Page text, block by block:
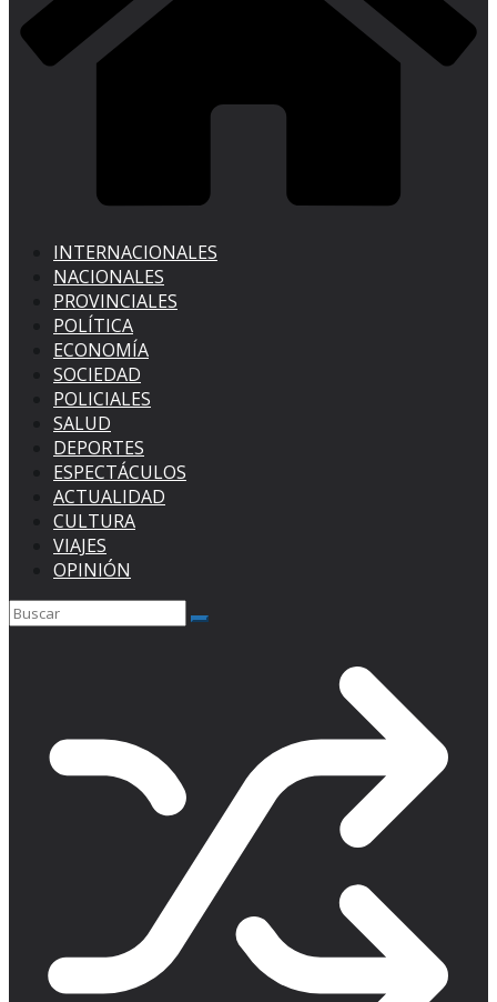
INTERNACIONALES
NACIONALES
PROVINCIALES
POLÍTICA
ECONOMÍA
SOCIEDAD
POLICIALES
SALUD
DEPORTES
ESPECTÁCULOS
ACTUALIDAD
CULTURA
VIAJES
OPINIÓN